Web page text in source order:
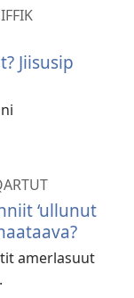
Jiisusip
‘ullunut
amerlasuut